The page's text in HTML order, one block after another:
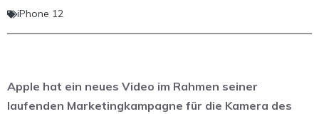
iPhone 12
Apple hat ein neues Video im Rahmen seiner
laufenden Marketingkampagne für die Kamera des